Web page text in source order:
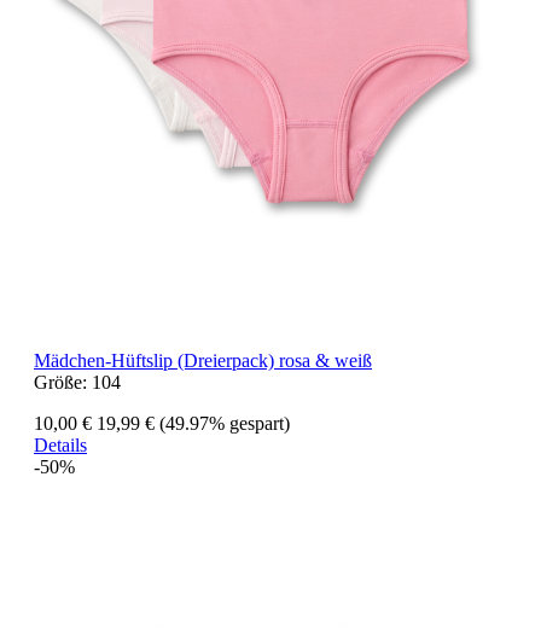
Mädchen-Hüftslip (Dreierpack) rosa & weiß
Größe: 104
10,00 € 19,99 € (49.97% gespart)
Details
-50%